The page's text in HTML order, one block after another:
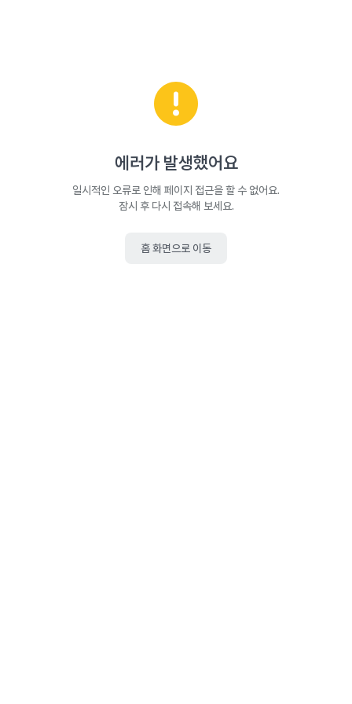
에러가 발생했어요
일시적인 오류로 인해 페이지 접근을 할 수 없어요.
잠시 후 다시 접속해 보세요.
홈 화면으로 이동